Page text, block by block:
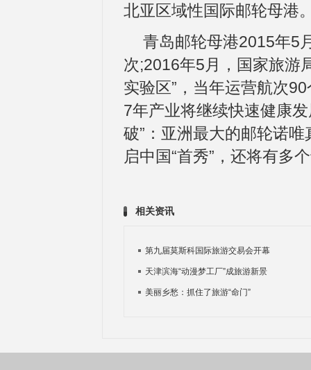
北亚区域性国际邮轮母港
青岛邮轮母港2015年5
次;2016年5月，国家旅游
实验区”，当年运营航次
7年产业将继续快速健康
破”：亚洲最大的邮轮诺
启中国“首秀”，还将有多
相关资讯
第九届莫斯科国际旅游交易会开幕
天津滨海“动漫梦工厂”成旅游新景
美丽乡愁：抓住了旅游“命门”